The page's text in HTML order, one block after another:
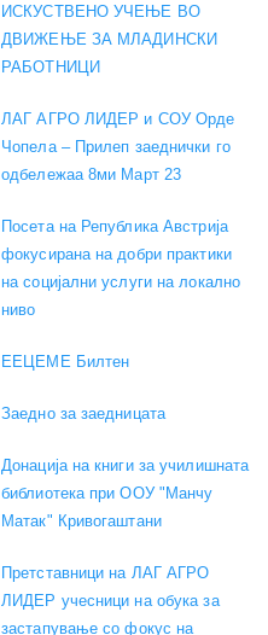
ИСКУСТВЕНО УЧЕЊЕ ВО
ДВИЖЕЊЕ ЗА МЛАДИНСКИ
РАБОТНИЦИ
ЛАГ АГРО ЛИДЕР и СОУ Орде
Чопела – Прилеп заеднички го
одбележаа 8ми Март 23
Посета на Република Австрија
фокусирана на добри практики
на социјални услуги на локално
ниво
EEЦЕМЕ Билтен
Заедно за заедницата
Донација на книги за училишната
библиотека при ООУ "Манчу
Матак" Кривогаштани
Претставници на ЛАГ АГРО
ЛИДЕР учесници на обука за
застапување со фокус на